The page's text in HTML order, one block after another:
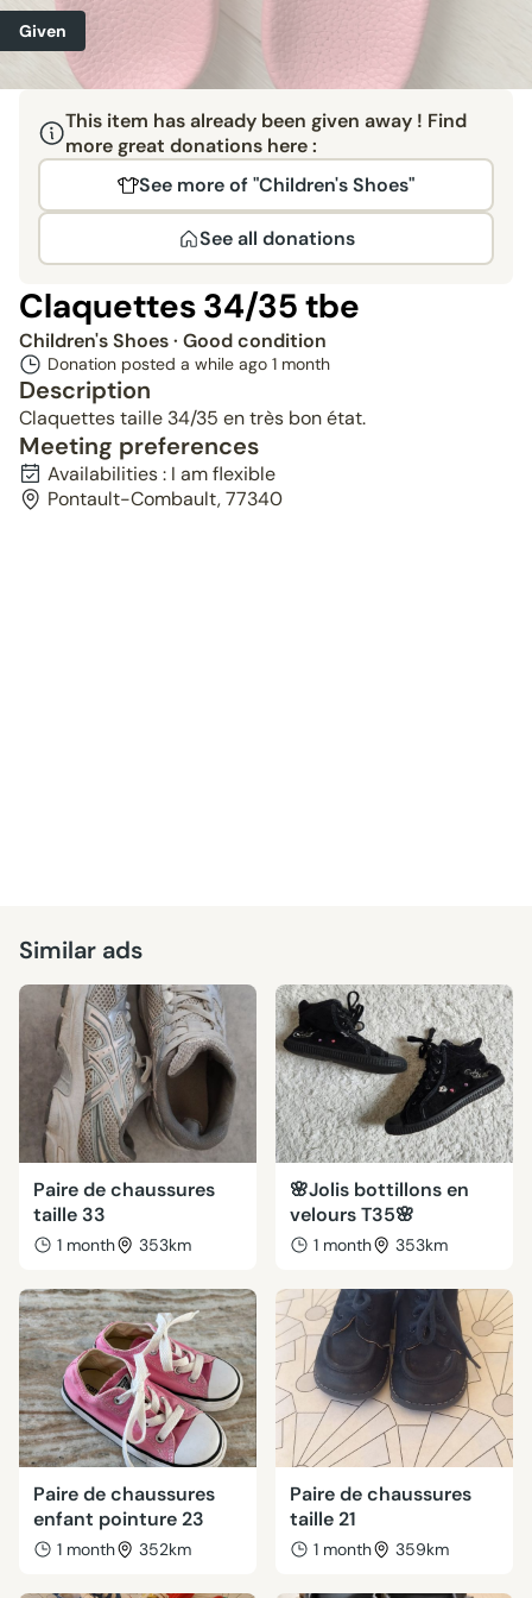
Given
This item has already been given away ! Find
more great donations here :
See more of "Children's Shoes"
See all donations
Claquettes 34/35 tbe
Children's Shoes· Good condition
Donation posted a while ago 1 month
Description
Claquettes taille 34/35 en très bon état.
Meeting preferences
Availabilities : I am flexible
Pontault-Combault, 77340
Similar ads
Paire de chaussures
taille 33
1 month 353km
🌸Jolis bottillons en
velours T35🌸
1 month 353km
Paire de chaussures
enfant pointure 23
1 month 352km
Paire de chaussures
taille 21
1 month 359km